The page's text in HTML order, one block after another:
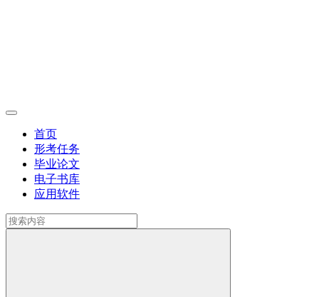
首页
形考任务
毕业论文
电子书库
应用软件